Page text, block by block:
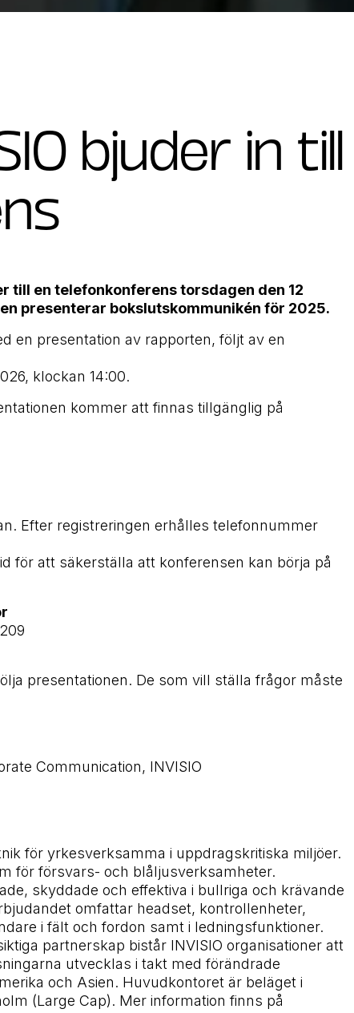
bjuder in till
till en telefonkonferens torsdagen den 12
presenterar bokslutskommunikén för 2025.
en presentation av rapporten, följt av en
klockan 14:00.
kommer att finnas tillgänglig på
Efter registreringen erhålles telefonnummer
för att säkerställa att konferensen kan börja på
presentationen. De som vill ställa frågor måste
Communication, INVISIO
för yrkesverksamma i uppdragskritiska miljöer.
för försvars- och blåljusverksamheter.
skyddade och effektiva i bullriga och krävande
omfattar headset, kontrollenheter,
i fält och fordon samt i ledningsfunktioner.
partnerskap bistår INVISIO organisationer att
utvecklas i takt med förändrade
och Asien. Huvudkontoret är beläget i
(Large Cap). Mer information finns på